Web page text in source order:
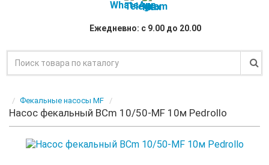
Ежедневно: с 9.00 до 20.00
Фекальные насосы MF
Насос фекальный BCm 10/50-MF 10м Pedrollo